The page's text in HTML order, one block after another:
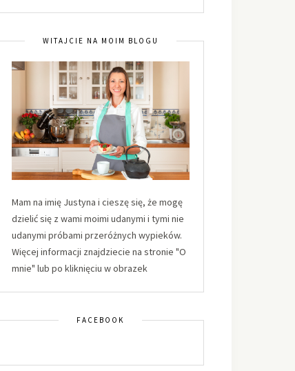
WITAJCIE NA MOIM BLOGU
Mam na imię Justyna i cieszę się, że mogę
dzielić się z wami moimi udanymi i tymi nie
udanymi próbami przeróżnych wypieków.
Więcej informacji znajdziecie na stronie "O
mnie" lub po kliknięciu w obrazek
FACEBOOK